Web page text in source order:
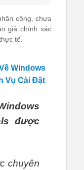
công, chưa
giá chính xác
tế.
Windows
Vụ Cài Đặt
được
chuyên